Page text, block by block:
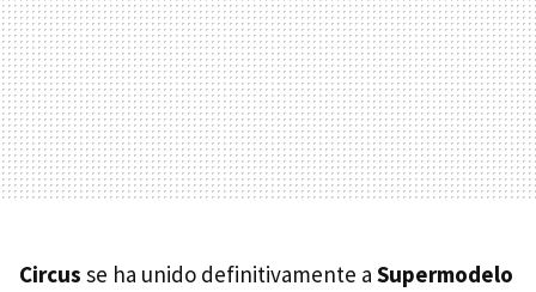
Circus se ha unido definitivamente a Supermodelo